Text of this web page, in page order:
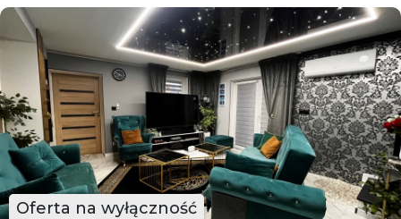
Oferta na wyłączność